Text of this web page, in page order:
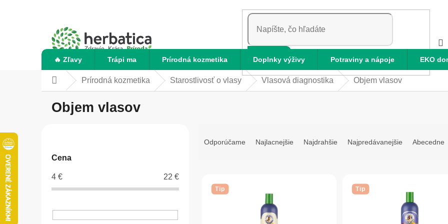
HĽADAŤ
🔥 Zľavy Trápi ma Prírodná kozmetika Doplnky výživy Potraviny a nápoje EKO
DomovPrírodná kozmetika Starostlivosť o vlasy Vlasová diagnostika Objem vlasov
Objem vlasov
Cena
4 € 22 €
Odporúčame Najlacnejšie Najdrahšie Najpredávanejšie Abecedne
Tip Tip